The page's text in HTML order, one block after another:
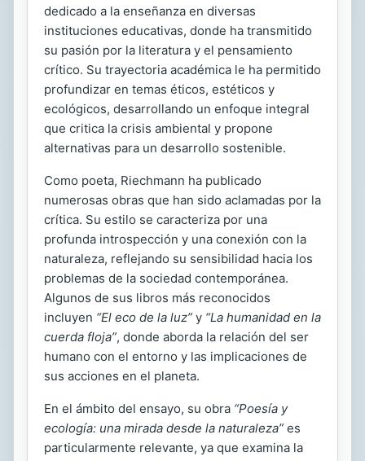
dedicado a la enseñanza en diversas
instituciones educativas, donde ha transmitido
su pasión por la literatura y el pensamiento
crítico. Su trayectoria académica le ha permitido
profundizar en temas éticos, estéticos y
ecológicos, desarrollando un enfoque integral
que critica la crisis ambiental y propone
alternativas para un desarrollo sostenible.
Como poeta, Riechmann ha publicado
numerosas obras que han sido aclamadas por la
crítica. Su estilo se caracteriza por una
profunda introspección y una conexión con la
naturaleza, reflejando su sensibilidad hacia los
problemas de la sociedad contemporánea.
Algunos de sus libros más reconocidos
incluyen “El eco de la luz” y “La humanidad en la
cuerda floja”, donde aborda la relación del ser
humano con el entorno y las implicaciones de
sus acciones en el planeta.
En el ámbito del ensayo, su obra “Poesía y
ecología: una mirada desde la naturaleza” es
particularmente relevante, ya que examina la